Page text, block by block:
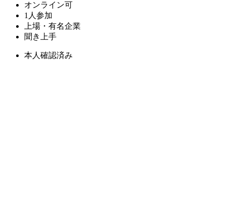
オンライン可
1人参加
上場・有名企業
聞き上手
本人確認済み